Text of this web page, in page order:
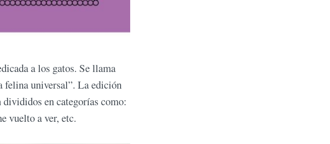
a los gatos. Se llama
felina universal”. La edición
divididos en categorías como:
vuelto a ver, etc.